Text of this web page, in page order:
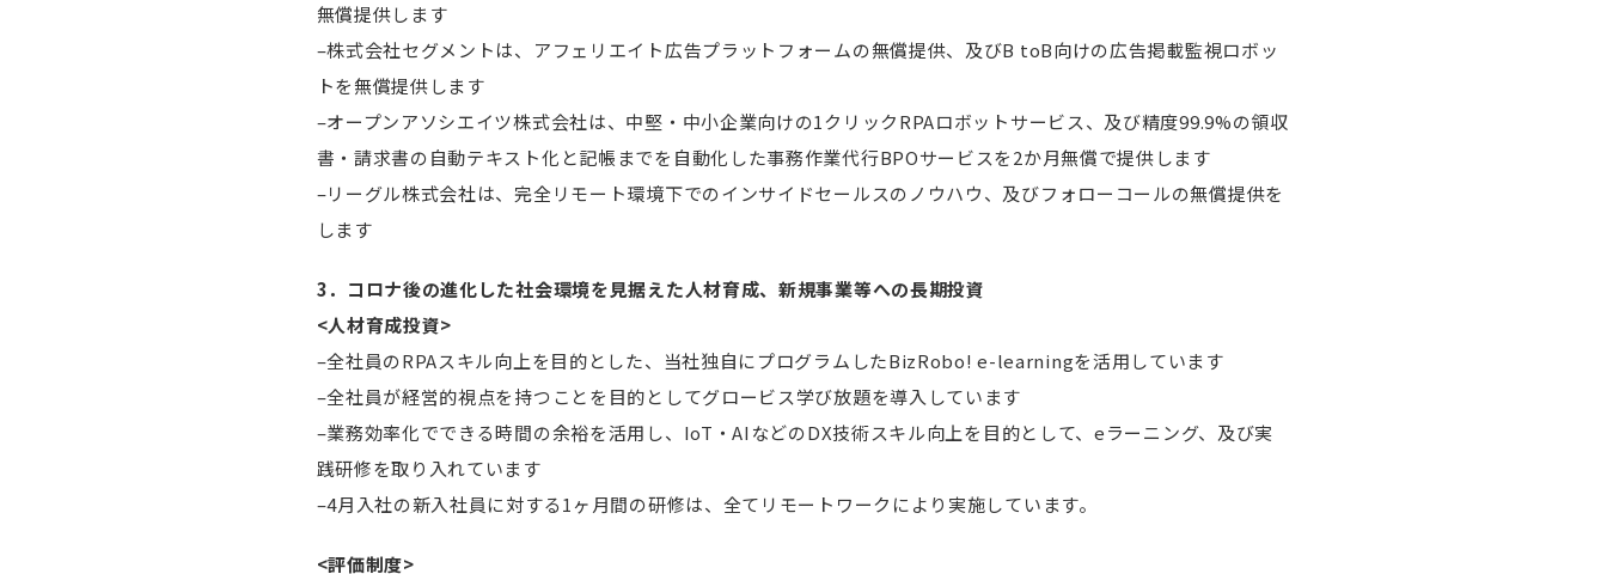
無償提供します
–株式会社セグメントは、アフェリエイト広告プラットフォームの無償提供、及びB toB向けの広告掲載監視ロボッ
トを無償提供します
–オープンアソシエイツ株式会社は、中堅・中小企業向けの1クリックRPAロボットサービス、及び精度99.9%の領収
書・請求書の自動テキスト化と記帳までを自動化した事務作業代行BPOサービスを2か月無償で提供します
–リーグル株式会社は、完全リモート環境下でのインサイドセールスのノウハウ、及びフォローコールの無償提供を
します
3．コロナ後の進化した社会環境を見据えた人材育成、新規事業等への長期投資
<人材育成投資>
–全社員のRPAスキル向上を目的とした、当社独自にプログラムしたBizRobo! e-learningを活用しています
–全社員が経営的視点を持つことを目的としてグロービス学び放題を導入しています
–業務効率化でできる時間の余裕を活用し、IoT・AIなどのDX技術スキル向上を目的として、eラーニング、及び実
践研修を取り入れています
–4月入社の新入社員に対する1ヶ月間の研修は、全てリモートワークにより実施しています。
<評価制度>